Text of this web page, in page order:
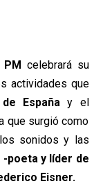
celebrará su
actividades que
España y el
que surgió como
sonidos y las
-poeta y líder de
Eisner.